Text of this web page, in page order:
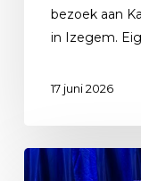
bezoek aan
in Izegem.
17 juni 2026